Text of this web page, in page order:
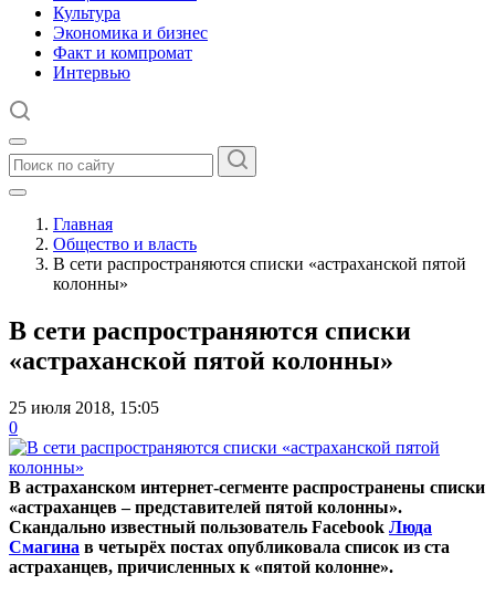
Культура
Экономика и бизнес
Факт и компромат
Интервью
Главная
Общество и власть
В сети распространяются списки «астраханской пятой
колонны»
В сети распространяются списки
«астраханской пятой колонны»
25 июля 2018, 15:05
0
В астраханском интернет-сегменте распространены списки
«астраханцев – представителей пятой колонны».
Скандально известный пользователь Facebook Люда
Смагина в четырёх постах опубликовала список из ста
астраханцев, причисленных к «пятой колонне».